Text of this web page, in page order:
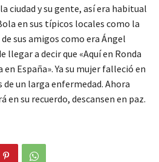
ciudad y su gente, así era habitual
en sus típicos locales como la
sus amigos como era Ángel
llegar a decir que «Aquí en Ronda
España». Ya su mujer falleció en
de un larga enfermedad. Ahora
en su recuerdo, descansen en paz.